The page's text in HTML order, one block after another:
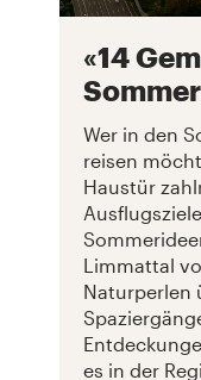
«14
Wer in den
reisen
Haustür
Limmattal
Naturperlen
es in der